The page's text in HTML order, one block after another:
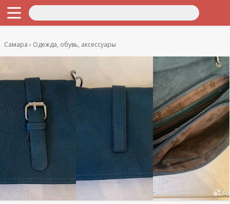
Самара Одежда, обувь, аксессуары